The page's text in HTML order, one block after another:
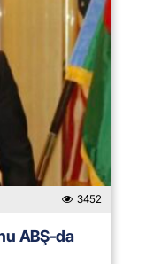
3452
ABŞ-da